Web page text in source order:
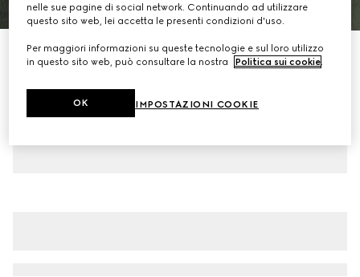
T-shirt in maglia di cotone e seta con intarsio
CHF 740
Varianteverde bosco
nelle sue pagine di social network. Continuando ad utilizzare
questo sito web, lei accetta le presenti condizioni d'uso.
Per maggiori informazioni su queste tecnologie e sul loro utilizzo
in questo sito web, può consultare la nostra
Politica sui cookie.
IMPOSTAZIONI COOKIE
OK